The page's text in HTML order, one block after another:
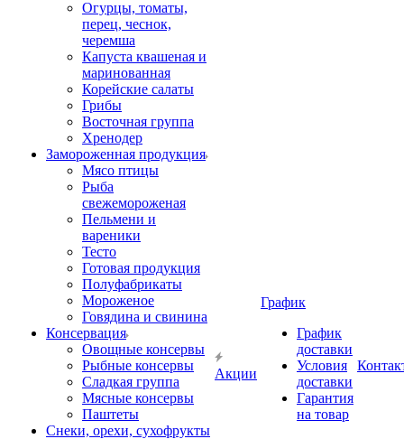
Огурцы, томаты,
перец, чеснок,
черемша
Капуста квашеная и
маринованная
Корейские салаты
Грибы
Восточная группа
Хренодер
Замороженная продукция
Мясо птицы
Рыба
свежемороженая
Пельмени и
вареники
Тесто
Готовая продукция
Полуфабрикаты
Мороженое
Говядина и свинина
Консервация
Овощные консервы
Рыбные консервы
Сладкая группа
Мясные консервы
Паштеты
Снеки, орехи, сухофрукты
Акции
График
График
доставки
Условия
доставки
Гарантия
на товар